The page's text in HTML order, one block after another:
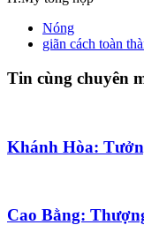
Nóng
giãn cách toàn
Tin cùng chuyên
Khánh Hòa:
Cao Bằng: